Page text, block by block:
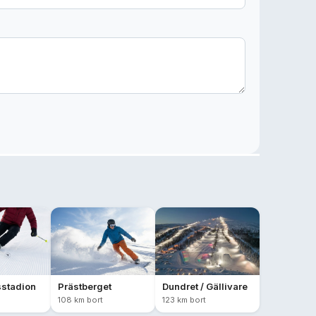
Prästberget
108 km bort
Dundret / Gällivare
123 km bort